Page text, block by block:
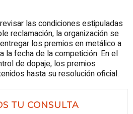
las condiciones estipuladas
reclamación, la organización se
los premios en metálico a
la fecha de la competición. En el
de dopaje, los premios
hasta su resolución oficial.
TU CONSULTA